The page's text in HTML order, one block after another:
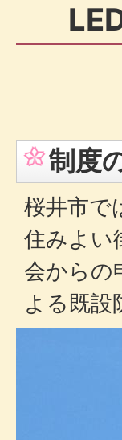
制度
桜井市で
住みよい
会からの
よる既設